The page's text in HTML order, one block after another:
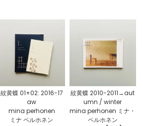
紋黄蝶 01+02: 2016-17
aw
mina perhonen
ミナ ペルホネン
紋黄蝶 2010-2011→aut
umn / winter
mina perhonen ミナ・
ペルホネン